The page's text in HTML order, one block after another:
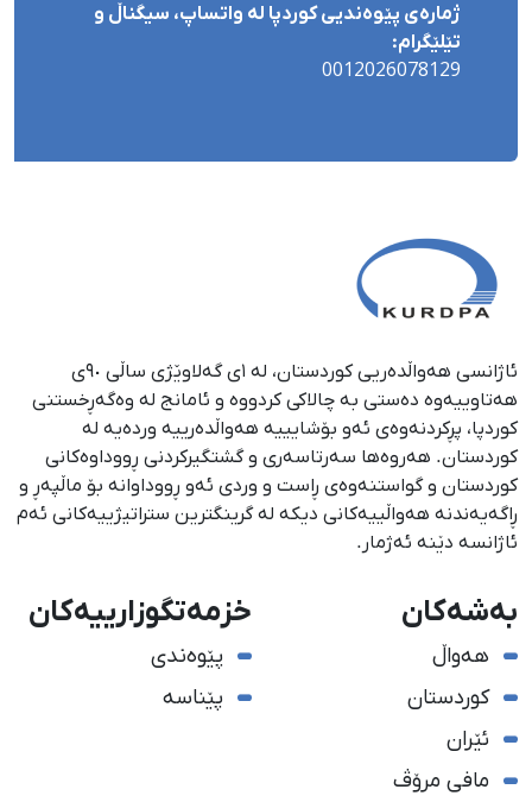
ژمارەی پێوەندیی کوردپا لە واتساپ، سیگناڵ و
تێلێگرام:
0012026078129
ئاژانسی هەواڵدەریی کوردستان، لە ١ی گەلاوێژی ساڵی ٩٠ی
هەتاوییەوە دەستی بە چالاکی کردووە و ئامانج لە وەگەڕخستنی
كوردپا، پڕكردنەوەی ئەو بۆشایییە هەواڵدەرییە وردەیە لە
كوردستان. هەروەها سەرتاسەری و گشتگیركردنی ڕووداوەكانی
كوردستان و گواستنەوەی ڕاست و وردی ئەو ڕووداوانە بۆ ماڵپەڕ و
ڕاگەیەندنە هەواڵییەكانی دیكە لە گرینگترین ستراتیژییەكانی ئەم
ئاژانسە دێنە ئەژمار.
بەشەکان
هەواڵ
کوردستان
ئێران
مافی مرۆڤ
خزمەتگوزارییەکان
پێوەندی
پێناسە